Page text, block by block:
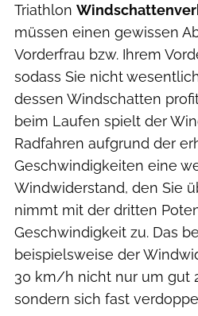
Triathlon
müssen einen gewissen
Vorderfrau bzw. Ihrem
sodass Sie nicht
dessen Windschatten
beim Laufen spielt der
Radfahren aufgrund der
Geschwindigkeiten eine
Windwiderstand, den Sie
nimmt mit der dritten
Geschwindigkeit zu. Das
beispielsweise der
30 km/h nicht nur um gut
sondern sich fast